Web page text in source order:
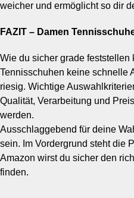
weicher und ermöglicht so dir
FAZIT – Damen
Wie du sicher grade feststellen
Tennisschuhen keine schnelle
riesig. Wichtige
Qualität, Verarbeitung und
werden.
Ausschlaggebend für deine
sein. Im Vordergrund steht die
Amazon wirst du sicher den
finden.